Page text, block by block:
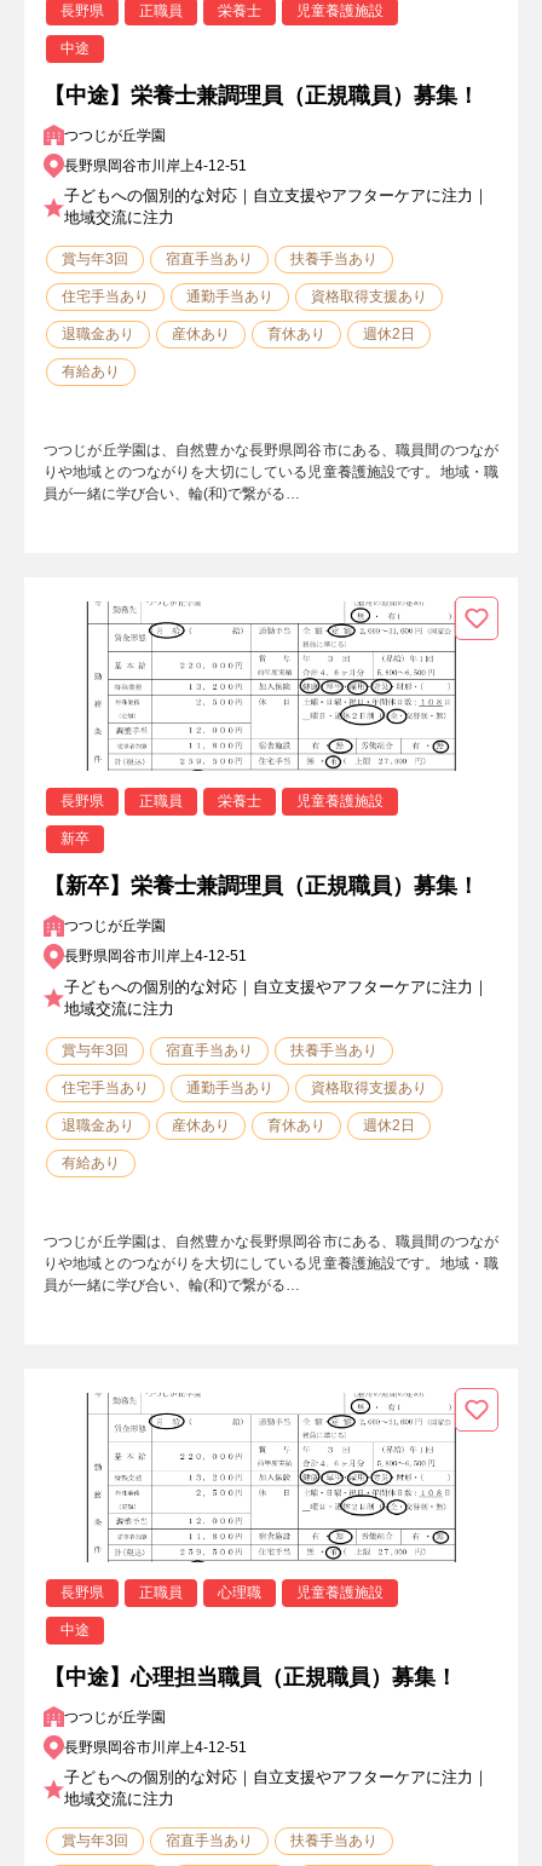
長野県 正職員 栄養士 児童養護施設
中途
【中途】栄養士兼調理員（正規職員）募集！
つつじが丘学園
長野県岡谷市川岸上4-12-51
子どもへの個別的な対応｜自立支援やアフターケアに注力｜
地域交流に注力
賞与年3回 宿直手当あり 扶養手当あり
住宅手当あり 通勤手当あり 資格取得支援あり
退職金あり 産休あり 育休あり 週休2日
有給あり
つつじが丘学園は、自然豊かな長野県岡谷市にある、職員間のつなが
りや地域とのつながりを大切にしている児童養護施設です。地域・職
員が一緒に学び合い、輪(和)で繋がる…
長野県 正職員 栄養士 児童養護施設
新卒
【新卒】栄養士兼調理員（正規職員）募集！
つつじが丘学園
長野県岡谷市川岸上4-12-51
子どもへの個別的な対応｜自立支援やアフターケアに注力｜
地域交流に注力
賞与年3回 宿直手当あり 扶養手当あり
住宅手当あり 通勤手当あり 資格取得支援あり
退職金あり 産休あり 育休あり 週休2日
有給あり
つつじが丘学園は、自然豊かな長野県岡谷市にある、職員間のつなが
りや地域とのつながりを大切にしている児童養護施設です。地域・職
員が一緒に学び合い、輪(和)で繋がる…
長野県 正職員 心理職 児童養護施設
中途
【中途】心理担当職員（正規職員）募集！
つつじが丘学園
長野県岡谷市川岸上4-12-51
子どもへの個別的な対応｜自立支援やアフターケアに注力｜
地域交流に注力
賞与年3回 宿直手当あり 扶養手当あり